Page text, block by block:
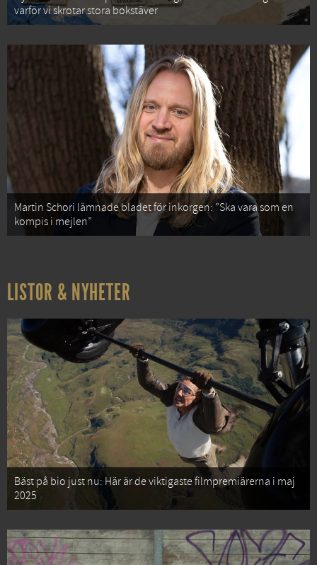
varför vi skrotar stora bokstäver
Martin Schori lämnade bladet för inkorgen: ”Ska vara som en
kompis i mejlen”
LISTOR & NYHETER
Bäst på bio just nu: Här är de viktigaste filmpremiärerna i maj
2025